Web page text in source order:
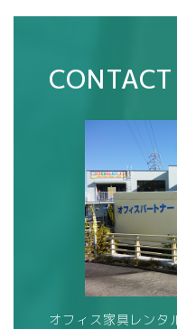
CONTACT
オフィス家具レンタ